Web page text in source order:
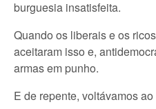
burguesia insatisfeita.
Quando os liberais e os
aceitaram isso e,
armas em punho.
E de repente, voltávamos